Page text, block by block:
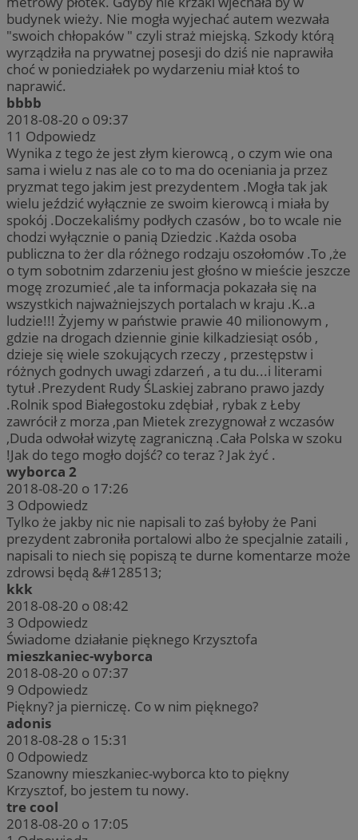
budynek wieży. Nie mogła wyjechać autem wezwała
"swoich chłopaków " czyli straż miejską. Szkody którą
wyrządziła na prywatnej posesji do dziś nie naprawiła
choć w poniedziałek po wydarzeniu miał ktoś to
naprawić.
bbbb
2018-08-20 o 09:37
11 Odpowiedz
Wynika z tego że jest złym kierowcą , o czym wie ona
sama i wielu z nas ale co to ma do oceniania ja przez
pryzmat tego jakim jest prezydentem .Mogła tak jak
wielu jeździć wyłącznie ze swoim kierowcą i miała by
spokój .Doczekaliśmy podłych czasów , bo to wcale nie
chodzi wyłącznie o panią Dziedzic .Każda osoba
publiczna to żer dla różnego rodzaju oszołomów .To ,że
o tym sobotnim zdarzeniu jest głośno w mieście jeszcze
mogę zrozumieć ,ale ta informacja pokazała się na
wszystkich najważniejszych portalach w kraju .K..a
ludzie!!! Żyjemy w państwie prawie 40 milionowym ,
gdzie na drogach dziennie ginie kilkadziesiąt osób ,
dzieje się wiele szokujących rzeczy , przestępstw i
różnych godnych uwagi zdarzeń , a tu du...i literami
tytuł .Prezydent Rudy ŚLaskiej zabrano prawo jazdy
.Rolnik spod Białegostoku zdębiał , rybak z Łeby
zawrócił z morza ,pan Mietek zrezygnował z wczasów
,Duda odwołał wizytę zagraniczną .Cała Polska w szoku
!Jak do tego mogło dojść? co teraz ? Jak żyć .
wyborca 2
2018-08-20 o 17:26
3 Odpowiedz
Tylko że jakby nic nie napisali to zaś byłoby że Pani
prezydent zabroniła portalowi albo że specjalnie zataili ,
napisali to niech się popiszą te durne komentarze może
zdrowsi będą &#128513;
kkk
2018-08-20 o 08:42
3 Odpowiedz
Świadome działanie pięknego Krzysztofa
mieszkaniec-wyborca
2018-08-20 o 07:37
9 Odpowiedz
Piękny? ja pierniczę. Co w nim pięknego?
adonis
2018-08-28 o 15:31
0 Odpowiedz
Szanowny mieszkaniec-wyborca kto to piękny
Krzysztof, bo jestem tu nowy.
tre cool
2018-08-20 o 17:05